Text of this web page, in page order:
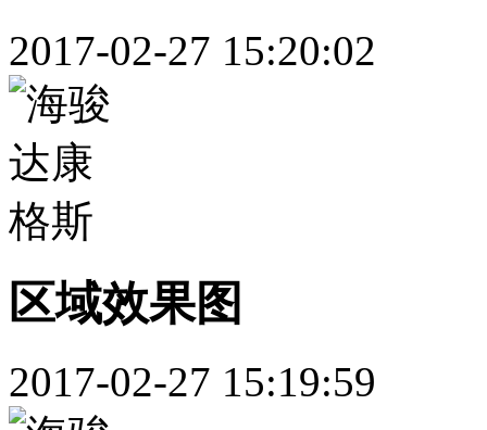
2017-02-27 15:20:02
区域效果图
2017-02-27 15:19:59